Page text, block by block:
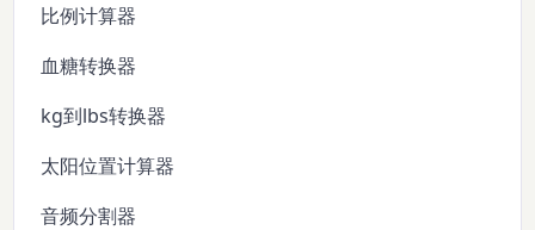
比例计算器
血糖转换器
kg到lbs转换器
太阳位置计算器
音频分割器